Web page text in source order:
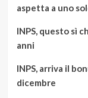
aspetta a uno
INPS, questo sì
anni
INPS, arriva il
dicembre